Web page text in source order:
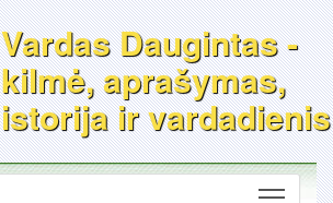
Vardas Daugintas -
kilmė, aprašymas,
istorija ir vardadienis